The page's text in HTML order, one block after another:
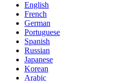
English
French
German
Portuguese
Spanish
Russian
Japanese
Korean
Arabic